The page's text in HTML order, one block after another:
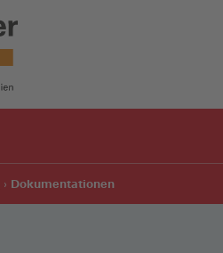
Dokumentationen